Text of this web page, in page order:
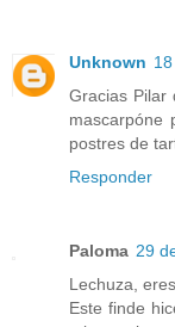
Unknown
Gracias Pilar
mascarpóne
postres de
Responder
Paloma 29
Lechuza,
Este finde